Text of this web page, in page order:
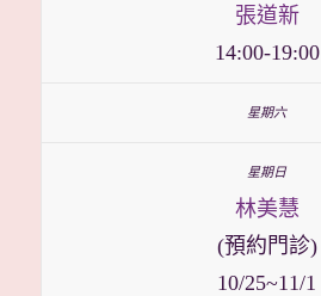
張道新
14:00-19:00
林美慧
(預約門診)
10/25~11/1